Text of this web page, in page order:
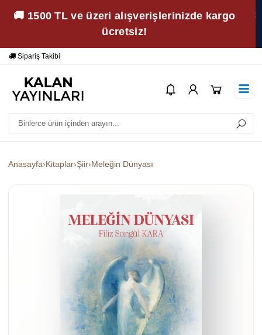
🚚 1500 TL ve üzeri alışverişlerinizde kargo
ücretsiz!
Yardım
Anasayfa›Kitaplar›Şiir›Meleğin Dünyası